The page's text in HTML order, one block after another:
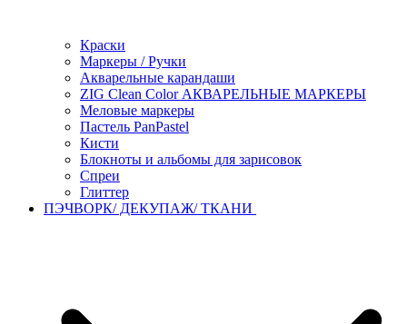
Краски
Маркеры / Ручки
Акварельные карандаши
ZIG Clean Color АКВАРЕЛЬНЫЕ МАРКЕРЫ
Меловые маркеры
Пастель PanPastel
Кисти
Блокноты и альбомы для зарисовок
Спреи
Глиттер
ПЭЧВОРК/ ДЕКУПАЖ/ ТКАНИ